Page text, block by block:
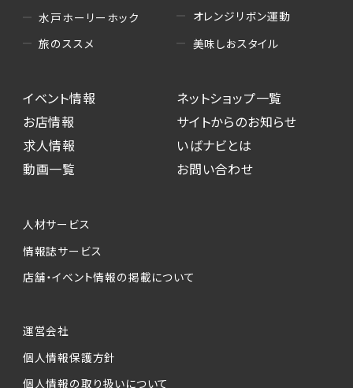
水戸ホーリーホック
旅のススメ
オレンジリボン運動
美味しおスタイル
イベント情報
お店情報
求人情報
動画一覧
ネットショップ一覧
サイトからのお知らせ
いばナビとは
お問い合わせ
人材サービス
情報誌サービス
店舗・イベント情報の掲載について
運営会社
個人情報保護方針
個人情報の取り扱いについて